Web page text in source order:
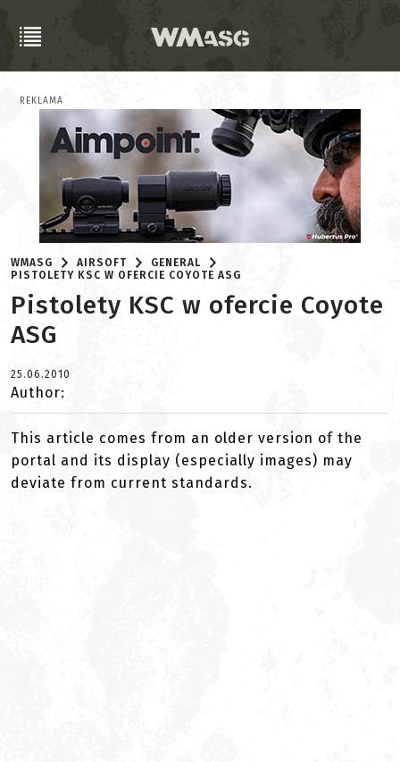
REKLAMA
WMASG AIRSOFT
GENERAL
PISTOLETY KSC W OFERCIE COYOTE ASG
Pistolety KSC w ofercie Coyote
ASG
25.06.2010
Author:
This article comes from an older version of the
portal and its display (especially images) may
deviate from current standards.